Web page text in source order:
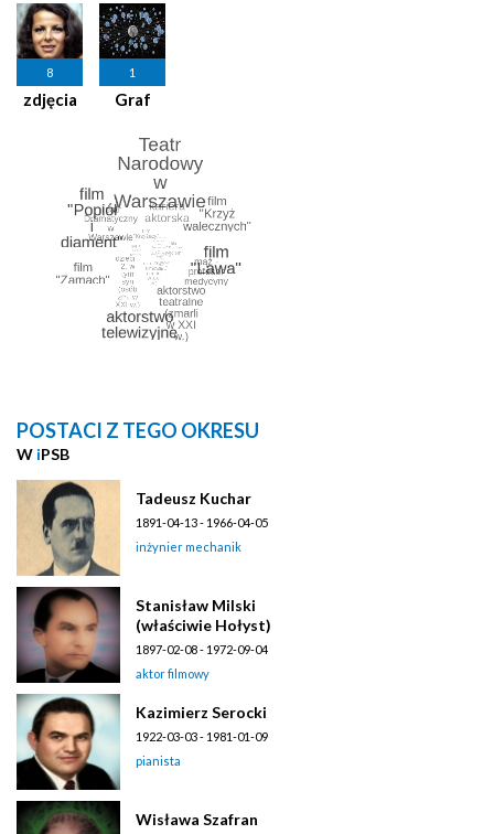
8
zdjęcia
1
Graf
POSTACI Z TEGO OKRESU
W iPSB
Tadeusz Kuchar
1891-04-13 - 1966-04-05
inżynier mechanik
Stanisław Milski
(właściwie Hołyst)
1897-02-08 - 1972-09-04
aktor filmowy
Kazimierz Serocki
1922-03-03 - 1981-01-09
pianista
Wisława Szafran